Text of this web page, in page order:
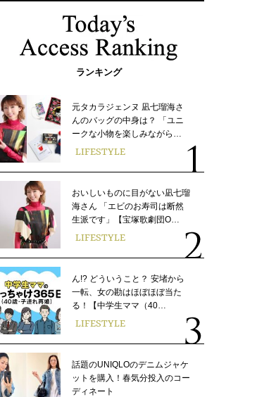
ランキング
元タカラジェンヌ 凪七瑠海さ
んのバッグの中身は？ 「ユニ
ークな小物を楽しみながら…
LIFESTYLE
おいしいものに目がない凪七瑠
海さん 「エビのお寿司は断然
生派です」【宝塚歌劇団O…
LIFESTYLE
ん!? どういうこと？ 安堵から
一転、女の勘はほぼほぼ当た
る！【中学生ママ（40…
LIFESTYLE
話題のUNIQLOのデニムジャケ
ットを購入！春気分投入のコー
ディネート